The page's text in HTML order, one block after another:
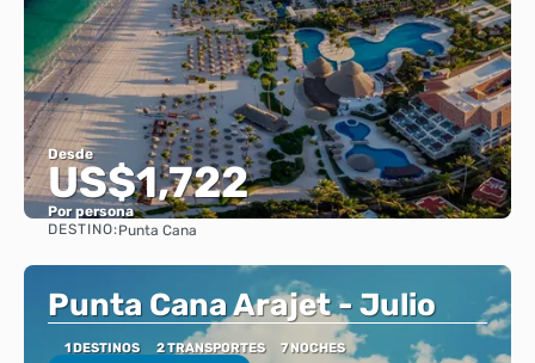
Desde
US$1,722
Por persona
DESTINO:Punta Cana
Punta Cana Arajet - Julio
1 DESTINOS 2 TRANSPORTES 7 NOCHES